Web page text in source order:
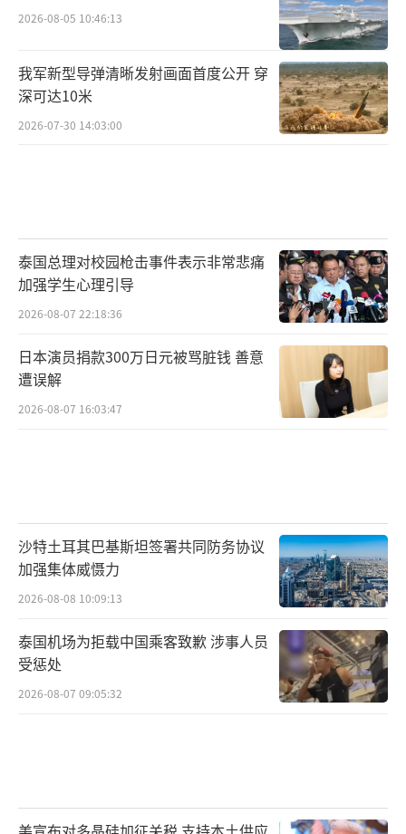
2026-08-05 10:46:13
我军新型导弹清晰发射画面首度公开 穿
深可达10米
2026-07-30 14:03:00
泰国总理对校园枪击事件表示非常悲痛
加强学生心理引导
2026-08-07 22:18:36
日本演员捐款300万日元被骂脏钱 善意
遭误解
2026-08-07 16:03:47
沙特土耳其巴基斯坦签署共同防务协议
加强集体威慑力
2026-08-08 10:09:13
泰国机场为拒载中国乘客致歉 涉事人员
受惩处
2026-08-07 09:05:32